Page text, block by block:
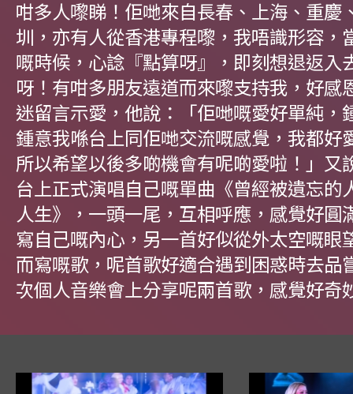
咁多人嚟睇！佢哋來自長春、上海、重慶
圳，亦有人從香港專程嚟，我唔識形容，
嘅時候，心諗『點算呀』，即刻想退返入
呀！有咁多朋友遠道而來嚟支持我，好感
迷留言示愛，他說：「佢哋嘅愛好單純，
鍾意我喺台上同佢哋交流嘅感覺，我都好
所以希望以後多啲機會有呢啲愛啦！」又
台上正式演唱自己嘅單曲《曾經被遺忘的
人生》，一頭一尾，互相呼應，感覺好圓
寫自己嘅內心，另一首好似從外太空嘅眼
而寫嘅歌，呢首歌好適合遇到困惑時去品
次個人音樂會上分享呢兩首歌，感覺好奇